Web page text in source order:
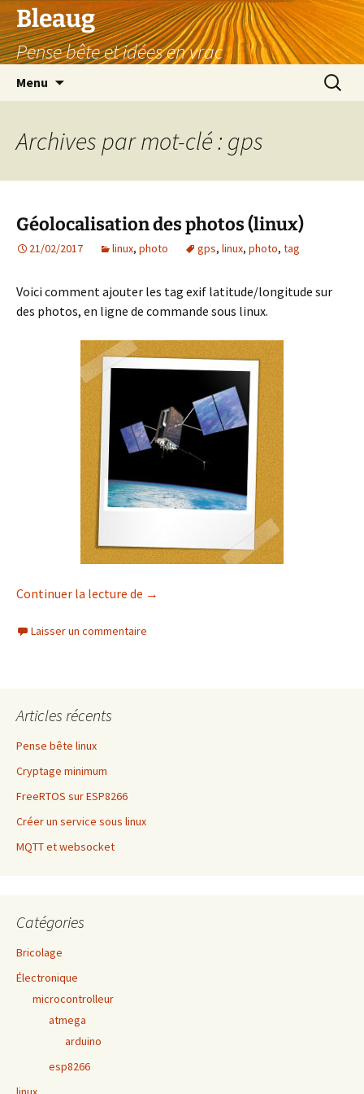
Aller
au
contenu
Bleaug
Pense bête et idées en vrac
Menu
Archives par mot-clé : gps
Géolocalisation des photos (linux)
21/02/2017 linux, photo gps, linux, photo, tag
Voici comment ajouter les tag exif latitude/longitude sur
des photos, en ligne de commande sous linux.
Continuer la lecture de Géolocalisation des photos (linux)
→
Laisser un commentaire
Articles récents
Pense bête linux
Cryptage minimum
FreeRTOS sur ESP8266
Créer un service sous linux
MQTT et websocket
Catégories
Bricolage
Électronique
microcontrolleur
atmega
arduino
esp8266